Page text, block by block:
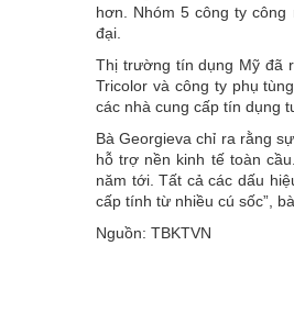
hơn. Nhóm 5 công ty
đại.
Thị trường tín dụng Mỹ đã
Tricolor và công ty phụ
các nhà cung cấp tín dụng
Bà Georgieva chỉ ra rằng
hỗ trợ nền kinh tế toàn
năm tới. Tất cả các dấu
cấp tính từ nhiều cú sốc”,
Nguồn: TBKTVN